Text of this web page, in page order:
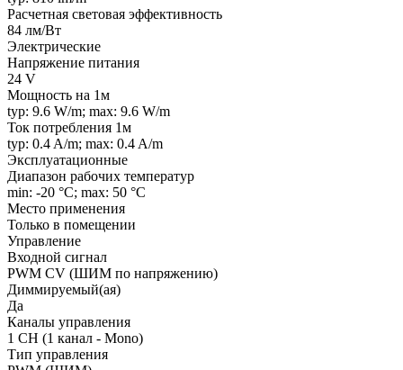
Расчетная световая эффективность
84 лм/Вт
Электрические
Напряжение питания
24 V
Мощность на 1м
typ: 9.6 W/m; max: 9.6 W/m
Ток потребления 1м
typ: 0.4 A/m; max: 0.4 A/m
Эксплуатационные
Диапазон рабочих температур
min: -20 °C; max: 50 °C
Место применения
Только в помещении
Управление
Входной сигнал
PWM СV (ШИМ по напряжению)
Диммируемый(ая)
Да
Каналы управления
1 CH (1 канал - Mono)
Тип управления